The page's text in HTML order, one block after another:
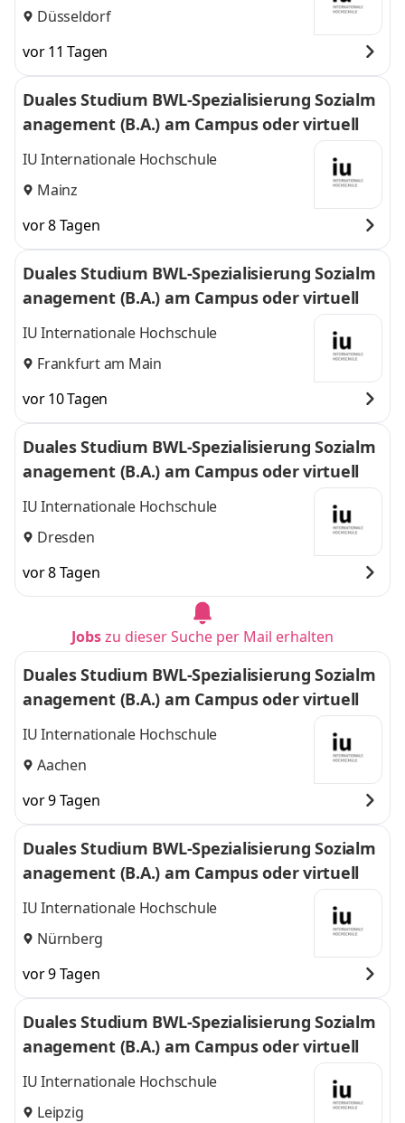
Düsseldorf
vor 11 Tagen
Duales Studium BWL-Spezialisierung Sozialm
anagement (B.A.) am Campus oder virtuell
IU Internationale Hochschule
Mainz
vor 8 Tagen
Duales Studium BWL-Spezialisierung Sozialm
anagement (B.A.) am Campus oder virtuell
IU Internationale Hochschule
Frankfurt am Main
vor 10 Tagen
Duales Studium BWL-Spezialisierung Sozialm
anagement (B.A.) am Campus oder virtuell
IU Internationale Hochschule
Dresden
vor 8 Tagen
Jobszu dieser Suche per Mail erhalten
Duales Studium BWL-Spezialisierung Sozialm
anagement (B.A.) am Campus oder virtuell
IU Internationale Hochschule
Aachen
vor 9 Tagen
Duales Studium BWL-Spezialisierung Sozialm
anagement (B.A.) am Campus oder virtuell
IU Internationale Hochschule
Nürnberg
vor 9 Tagen
Duales Studium BWL-Spezialisierung Sozialm
anagement (B.A.) am Campus oder virtuell
IU Internationale Hochschule
Leipzig